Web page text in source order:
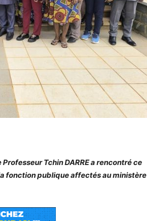
Tchin DARRE a rencontré ce
fonction publique affectés au ministère